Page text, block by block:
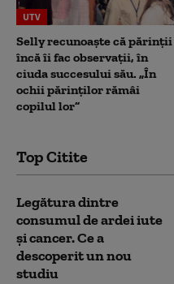
UTV
Selly recunoaște că părinții
încă îi fac observații, în
ciuda succesului său. „În
ochii părinților rămâi
copilul lor”
Top Citite
Legătura dintre
consumul de ardei iute
și cancer. Ce a
descoperit un nou
studiu